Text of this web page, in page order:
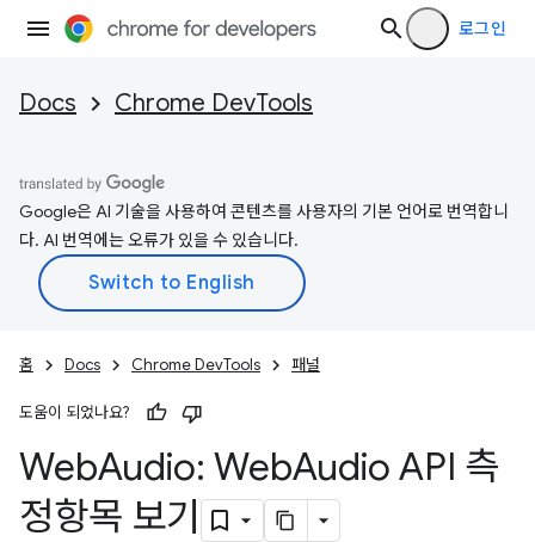
로그인
Docs Chrome DevTools
Google은 AI 기술을 사용하여 콘텐츠를 사용자의 기본 언어로 번역합니
다. AI 번역에는 오류가 있을 수 있습니다.
홈 Docs Chrome DevTools 패널
도움이 되었나요?
WebAudio: WebAudio API 측
정항목 보기